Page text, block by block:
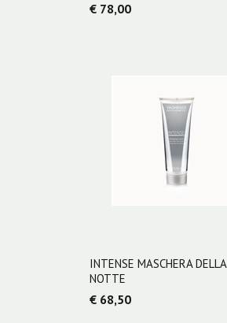
€ 78,00
INTENSE MASCHERA DELLA
NOTTE
€ 68,50